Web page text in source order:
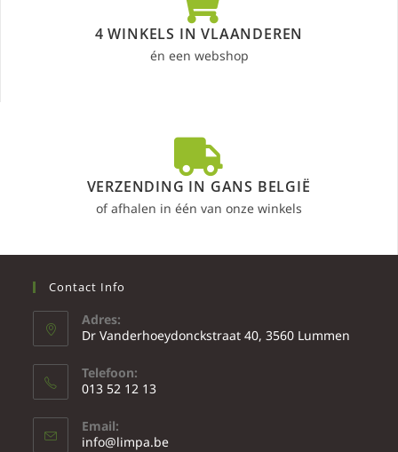
4 WINKELS IN VLAANDEREN
én een webshop
VERZENDING IN GANS BELGIË
of afhalen in één van onze winkels
Contact Info
Adres:
Dr Vanderhoeydonckstraat 40, 3560 Lummen
Telefoon:
013 52 12 13
Email:
info@limpa.be